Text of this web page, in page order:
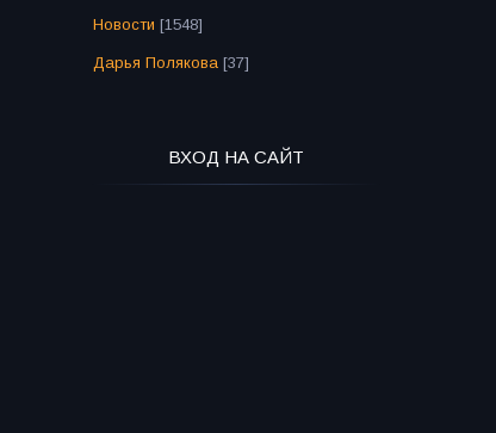
Новости [1548]
Дарья Полякова [37]
ВХОД НА САЙТ